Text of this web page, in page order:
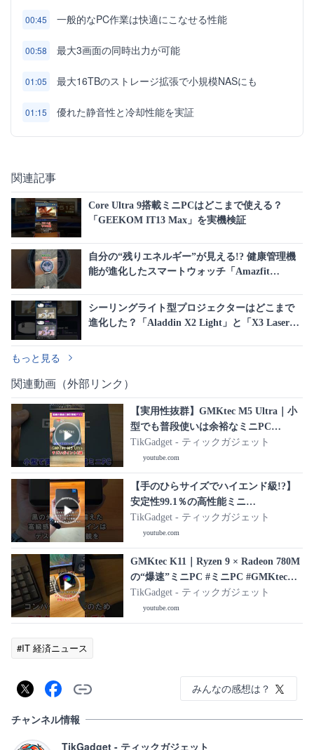
00:45 一般的なPC作業は快適にこなせる性能
00:58 最大3画面の同時出力が可能
01:05 最大16TBのストレージ拡張で小規模NASにも
01:15 優れた静音性と冷却性能を実証
関連記事
Core Ultra 9搭載ミニPCはどこまで使える？
「GEEKOM IT13 Max」を実機検証
自分の“残りエネルギー”が見える!? 健康管理機
能が進化したスマートウォッチ「Amazfit
シーリングライト型プロジェクターはどこまで
進化した？「Aladdin X2 Light」と「X3 Laser
もっと見る
関連動画（外部リンク）
【実用性抜群】GMKtec M5 Ultra｜小
型でも普段使いは余裕なミニPC
#shorts #gmktec #ミニpc
TikGadget - ティックガジェット
youtube.com
【手のひらサイズでハイエンド級!?】
安定性99.1％の高性能ミニ
PC『GMKtec M3 Ultra』#shorts
#gmktec #ミニpc #レビュー
TikGadget - ティックガジェット
youtube.com
GMKtec K11｜Ryzen 9 × Radeon 780M
の“爆速”ミニPC #ミニPC #GMKtec
#Ryzen9 #Radeon780M #shorts #ガジェ
ット
TikGadget - ティックガジェット
youtube.com
#IT 経済ニュース
みんなの感想は？
チャンネル情報
TikGadget - ティックガジェット